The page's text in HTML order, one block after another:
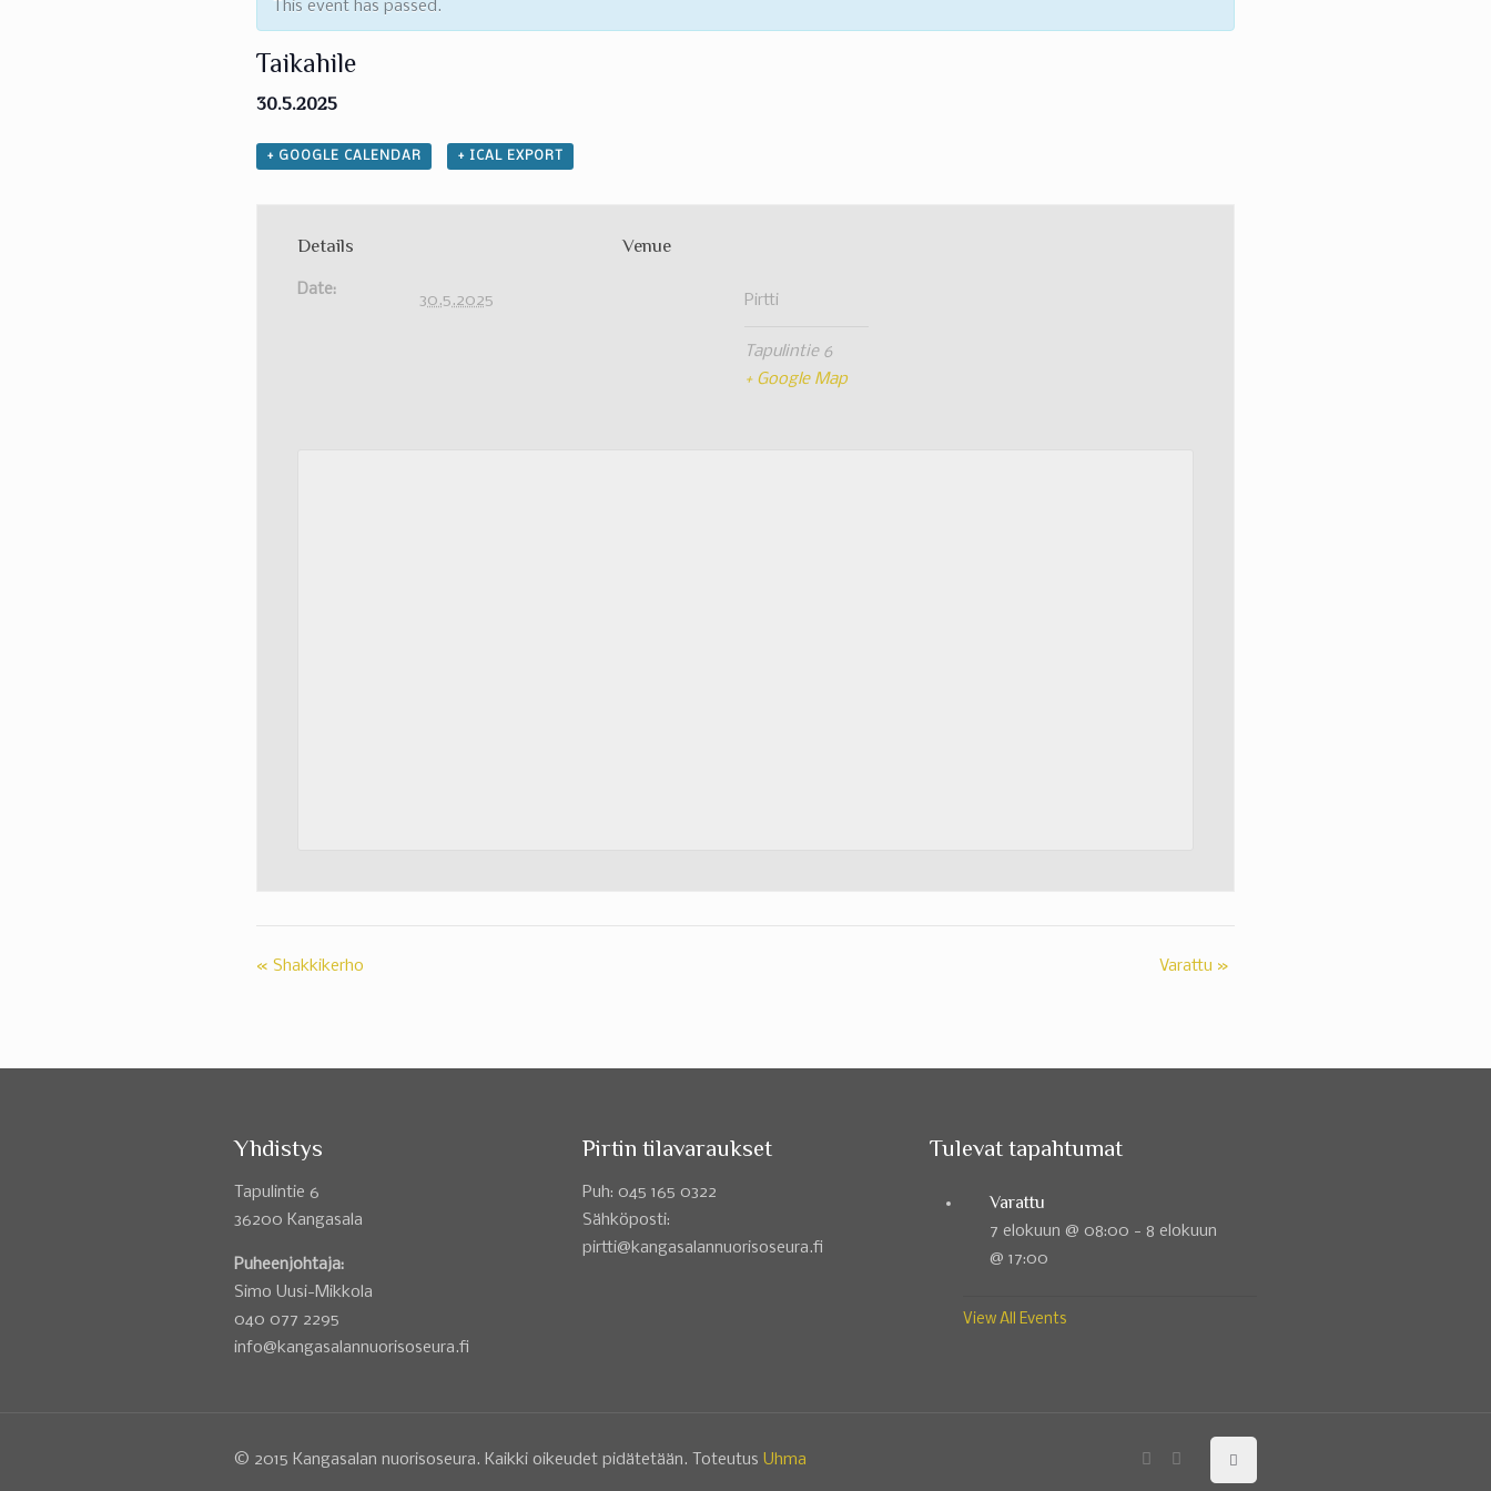
This event has passed.
Taikahile
30.5.2025
+ GOOGLE CALENDAR + ICAL EXPORT
Details
Date:
30.5.2025
Venue
Pirtti
Tapulintie 6
+ Google Map
« Shakkikerho Varattu »
Yhdistys
Tapulintie 6
36200 Kangasala
Puheenjohtaja:
Simo Uusi-Mikkola
040 077 2295
info@kangasalannuorisoseura.fi
Pirtin tilavaraukset
Puh: 045 165 0322
Sähköposti:
pirtti@kangasalannuorisoseura.fi
Tulevat tapahtumat
Varattu
7 elokuun @ 08:00 - 8 elokuun
@ 17:00
View All Events
© 2015 Kangasalan nuorisoseura. Kaikki oikeudet pidätetään. ToteutusUhma